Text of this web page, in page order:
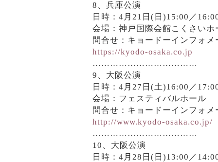
8、兵庫公演
日時：4月21日(日)15:00／
会場：神戸国際会館こくさいホ
問合せ：キョードーインフォ
https://kyodo-osaka.co.jp
………………………………
9、大阪公演
日時：4月27日(土)16:00／
会場：フェスティバルホール
問合せ：キョードーインフォ
http://www.kyodo-osaka.co.jp/
………………………………
10、大阪公演
日時：4月28日(日)13:00／